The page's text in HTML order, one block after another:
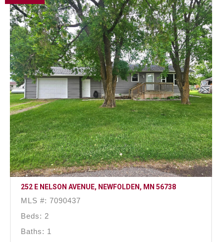
252 E NELSON AVENUE, NEWFOLDEN, MN 56738
MLS #: 7090437
Beds: 2
Baths: 1